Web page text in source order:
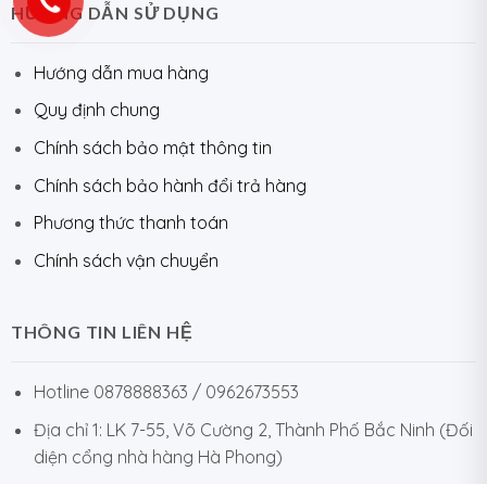
HƯỚNG DẪN SỬ DỤNG
Hướng dẫn mua hàng
Quy định chung
Chính sách bảo mật thông tin
Chính sách bảo hành đổi trả hàng
Phương thức thanh toán
Chính sách vận chuyển
THÔNG TIN LIÊN HỆ
Hotline 0878888363 / 0962673553
Địa chỉ 1: LK 7-55, Võ Cường 2, Thành Phố Bắc Ninh (Đối
diện cổng nhà hàng Hà Phong)